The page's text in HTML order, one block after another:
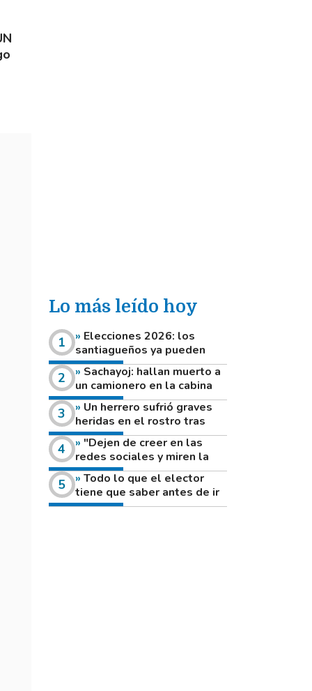
Lo más leído hoy
Elecciones 2026: los
santiagueños ya pueden
consultar dónde votan este
domingo
Sachayoj: hallan muerto a
un camionero en la cabina
de su vehículo a la vera de
un camino rural
Un herrero sufrió graves
heridas en el rostro tras
reventar el disco de una
amoladora
"Dejen de creer en las
redes sociales y miren la
heladera de sus casas": el
fuerte mensaje de una joven
que votó por primera vez
Todo lo que el elector
tiene que saber antes de ir
a votar este domingo